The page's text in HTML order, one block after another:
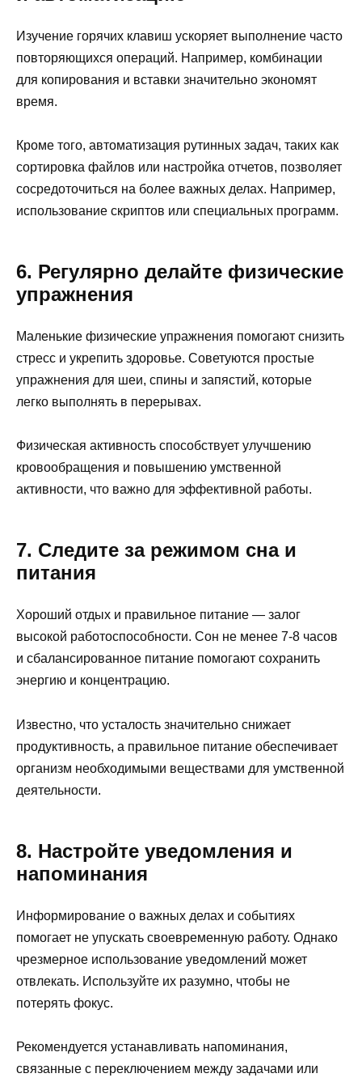
Изучение горячих клавиш ускоряет выполнение часто
повторяющихся операций. Например, комбинации
для копирования и вставки значительно экономят
время.
Кроме того, автоматизация рутинных задач, таких как
сортировка файлов или настройка отчетов, позволяет
сосредоточиться на более важных делах. Например,
использование скриптов или специальных программ.
6. Регулярно делайте физические
упражнения
Маленькие физические упражнения помогают снизить
стресс и укрепить здоровье. Советуются простые
упражнения для шеи, спины и запястий, которые
легко выполнять в перерывах.
Физическая активность способствует улучшению
кровообращения и повышению умственной
активности, что важно для эффективной работы.
7. Следите за режимом сна и
питания
Хороший отдых и правильное питание — залог
высокой работоспособности. Сон не менее 7-8 часов
и сбалансированное питание помогают сохранить
энергию и концентрацию.
Известно, что усталость значительно снижает
продуктивность, а правильное питание обеспечивает
организм необходимыми веществами для умственной
деятельности.
8. Настройте уведомления и
напоминания
Информирование о важных делах и событиях
помогает не упускать своевременную работу. Однако
чрезмерное использование уведомлений может
отвлекать. Используйте их разумно, чтобы не
потерять фокус.
Рекомендуется устанавливать напоминания,
связанные с переключением между задачами или